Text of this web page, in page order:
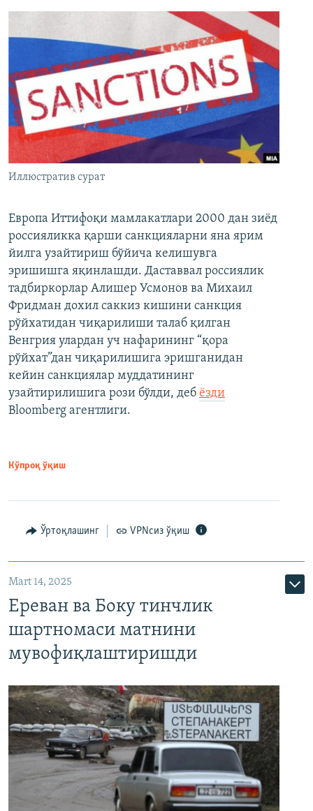
Иллюстратив сурат
Европа Иттифоқи мамлакатлари 2000 дан зиёд
россияликка қарши санкцияларни яна ярим
йилга узайтириш бўйича келишувга
эришишга яқинлашди. Даставвал россиялик
тадбиркорлар Алишер Усмонов ва Михаил
Фридман дохил саккиз кишини санкция
рўйхатидан чиқарилиши талаб қилган
Венгрия улардан уч нафарининг “қора
рўйхат”дан чиқарилишига эришганидан
кейин санкциялар муддатининг
узайтирилишига рози бўлди, деб ёзди
Bloomberg агентлиги.
Кўпроқ ўқиш
Ўртоқлашинг VPNсиз ўқиш
Mart 14, 2025
Ереван ва Боку тинчлик
шартномаси матнини
мувофиқлаштиришди